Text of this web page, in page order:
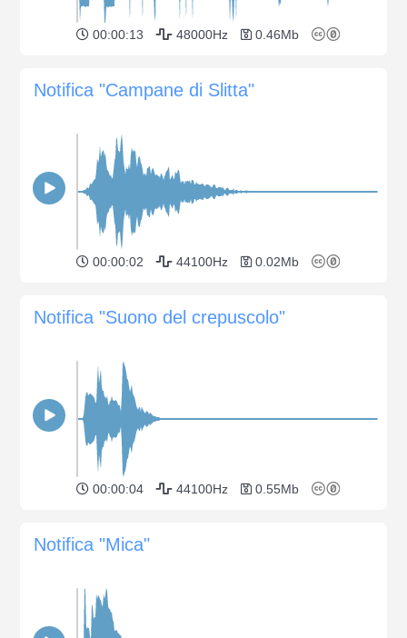
00:00:13 48000Hz 0.46Mb
Notifica "Campane di Slitta"
00:00:02 44100Hz 0.02Mb
Notifica "Suono del crepuscolo"
00:00:04 44100Hz 0.55Mb
Notifica "Mica"